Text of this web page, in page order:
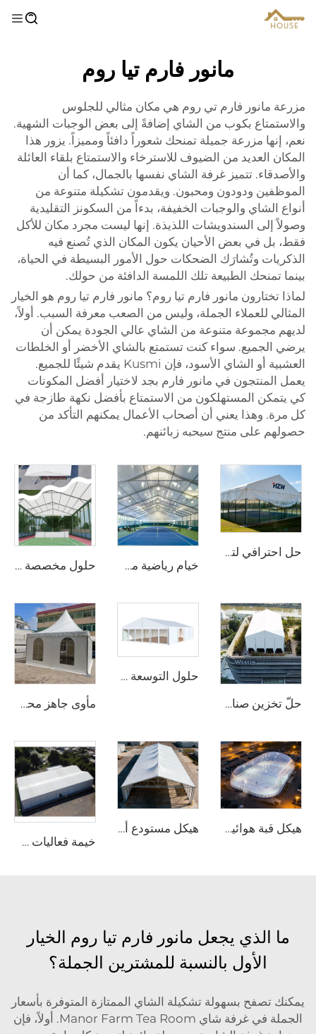
مانور فارم تيا روم
مزرعة مانور فارم تي روم هي مكان مثالي للجلوس
والاستمتاع بكوب من الشاي إضافةً إلى بعض الوجبات الشهية.
نعم، إنها مزرعة جميلة تمنحك شعوراً دافئاً ومميزاً. يزور هذا
المكان العديد من الضيوف للاسترخاء والاستمتاع بلقاء العائلة
والأصدقاء. تتميز غرفة الشاي نفسها بالجمال، كما أن
الموظفين ودودون ومحبون. ويقدمون تشكيلة متنوعة من
أنواع الشاي والوجبات الخفيفة، بدءاً من السكونز التقليدية
وصولاً إلى السندويشات اللذيذة. إنها ليست مجرد مكان للأكل
فقط، بل في بعض الأحيان يكون المكان الذي تُصنع فيه
الذكريات وتُشارَك الضحكات حول الأمور البسيطة في الحياة،
بينما تمنحك الطبيعة تلك اللمسة الدافئة من حولك.
لماذا تختارون مانور فارم تيا روم؟ مانور فارم تيا روم هو الخيار
المثالي للعملاء الجملة، وليس من الصعب معرفة السبب. أولاً،
لديهم مجموعة متنوعة من الشاي عالي الجودة يمكن أن
يرضي الجميع. سواء كنت تستمتع بالشاي الأخضر أو الخلطات
العشبية أو الشاي الأسود، فإن Kusmi يقدم شيئًا للجميع.
يعمل المنتجون في مانور فارم بجد لاختيار أفضل المكونات
كي يتمكن المستهلكون من الاستمتاع بأفضل نكهة طازجة في
كل مرة. وهذا يعني أن أصحاب الأعمال يمكنهم التأكد من
حصولهم على منتج سيحبه زبائنهم.
حل احترافي لتغطية ملاعب الرياضة | غطاء صناعي من الألومنيوم لملاعب المنافسات
خيام رياضية مخصصة الحجم وبسعر المصنع | هيكل ألمنيوم للقاعة الرياضية لرياضة البدمinton قابل للتجميع السريع لمواقع تجارية
حلول مخصصة لملاعب البادل البانورامية ذات الجدران الزجاجية | مظلة رياضية من الفولاذ والألمنيوم مزودة بغطاء ظليل لمشاريع العمل في جميع الأحوال الجوية
حلّ تخزين صناعي وحدوي | مأوى بنائي قابل للتجميع السريع ومستودع مؤقت
حلول التوسعة الوحداتية للمستودعات في المشاريع الصناعية | خيمة تخزين من PVC مقاومة للحريق لتوسيع الطاقة الإنتاجية للمصانع
مأوى جاهز محمول لمواقع المعارض | خيمة قابلة للنقل وتجميع سريع بإطار من أنابيب الألومنيوم لمعارض التجارة
هيكل قبة هوائية فعّالة من حيث استهلاك الطاقة | غلاف احترافي لمنشآت رياضية تعمل في جميع الأحوال الجوية
هيكل مستودع ألومنيوم متين جدًّا | خيمة تخزين صناعية ذات نطاق واضح للخدمات اللوجستية والتصنيع
خيمة فعاليات حسب الطلب (OEM) مع طباعة الشعار | هيكل وحداتي قابل للتجميع السريع لمواقع الحفلات والمهرجانات الخارجية الكبيرة
ما الذي يجعل مانور فارم تيا روم الخيار
الأول بالنسبة للمشترين الجملة؟
يمكنك تصفح بسهولة تشكيلة الشاي الممتازة المتوفرة بأسعار
الجملة في غرفة شاي Manor Farm Tea Room. أولاً، فإن